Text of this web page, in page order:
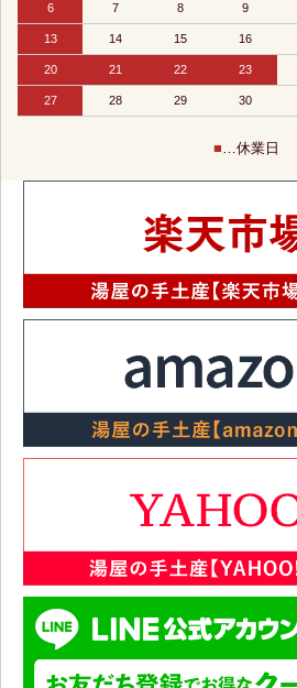
6 7 8 9
13 14 15 16
20 21 22 23
27 28 29 30
■…休業日